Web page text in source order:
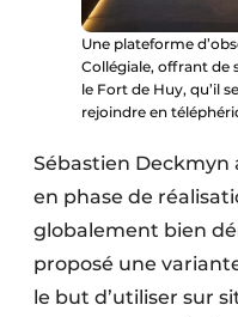
Une plateforme
Collégiale, offrant de
le Fort de Huy, qu’il
rejoindre en
Sébastien Deckmyn
en phase de
globalement bien
proposé une
le but d’utiliser sur